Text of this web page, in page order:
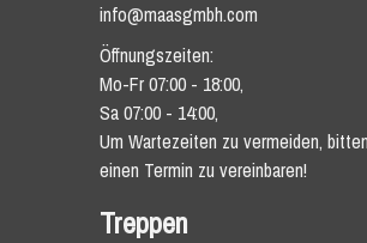
info@maasgmbh.com
Öffnungszeiten:
Mo-Fr 07:00 - 18:00,
Sa 07:00 - 14:00,
Um Wartezeiten zu vermeiden,
einen Termin zu vereinbaren!
Treppen